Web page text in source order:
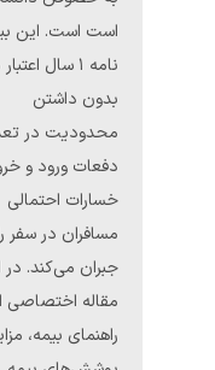
است است. این بیمه
نامه ۱ سال اعتبار دارد و
بدون داشتن
محدودیت در تعداد
دفعات ورود و خروج،
خسارات احتمالی
مسافران در سفر را
جبران می‌کند. در این
مقاله اختصاصی از
راهنمای بیمه، مزایا و